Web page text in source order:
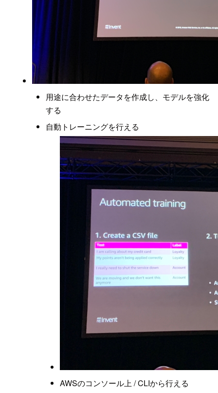
用途に合わせたデータを作成し、モデルを強化
する
自動トレーニングを行える
AWSのコンソール上 / CLIから行える